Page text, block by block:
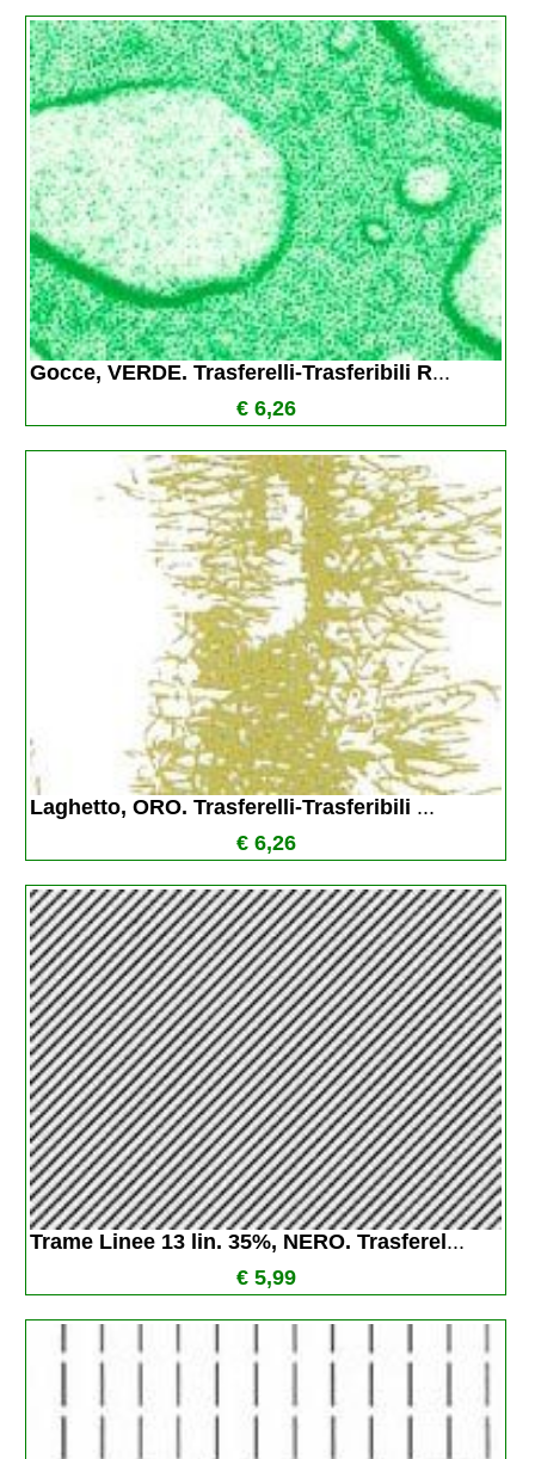
Gocce, VERDE. Trasferelli-Trasferibili R...
€ 6,26
Laghetto, ORO. Trasferelli-Trasferibili ...
€ 6,26
Trame Linee 13 lin. 35%, NERO. Trasferel ...
€ 5,99